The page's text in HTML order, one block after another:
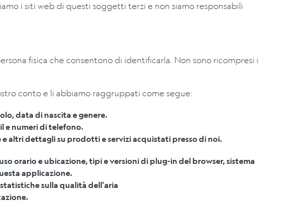
i siti web di questi soggetti terzi e non siamo responsabili
fisica che consentono di identificarla. Non sono ricompresi i
conto e li abbiamo raggruppati come segue:
data di nascita e genere.
e numeri di telefono.
altri dettagli su prodotti e servizi acquistati presso di noi.
orario e ubicazione, tipi e versioni di plug-in del browser, sistema
applicazione.
sulla qualità dell'aria